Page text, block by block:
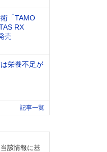
「TAMO
RX
売
栄養不足が
記事一覧
該情報に基